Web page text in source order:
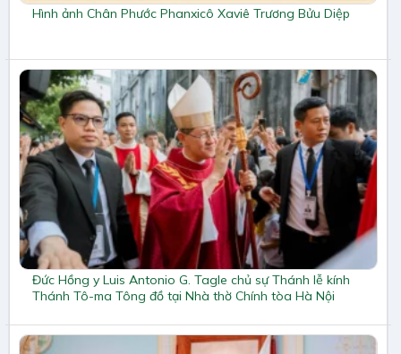
Hình ảnh Chân Phước Phanxicô Xaviê Trương Bửu Diệp
Đức Hồng y Luis Antonio G. Tagle chủ sự Thánh lễ kính
Thánh Tô-ma Tông đồ tại Nhà thờ Chính tòa Hà Nội